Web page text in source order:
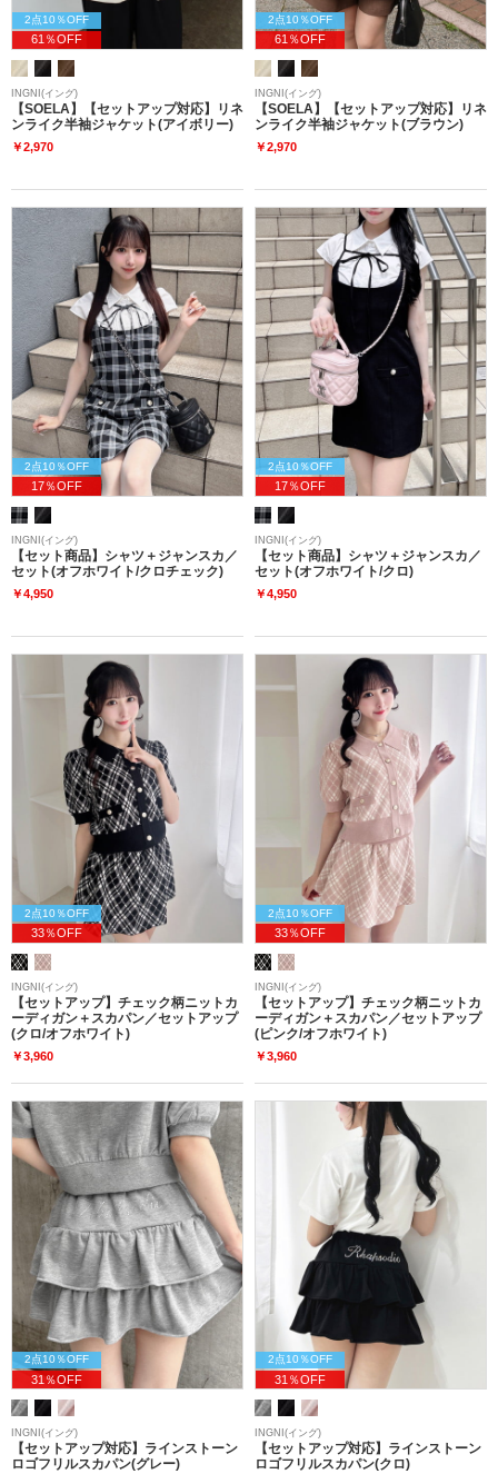
2点10％OFF
61％OFF
INGNI(イング)
【SOELA】【セットアップ対応】リネ
ンライク半袖ジャケット(アイボリー)
￥2,970
2点10％OFF
61％OFF
INGNI(イング)
【SOELA】【セットアップ対応】リネ
ンライク半袖ジャケット(ブラウン)
￥2,970
2点10％OFF
17％OFF
INGNI(イング)
【セット商品】シャツ＋ジャンスカ／
セット(オフホワイト/クロチェック)
￥4,950
2点10％OFF
17％OFF
INGNI(イング)
【セット商品】シャツ＋ジャンスカ／
セット(オフホワイト/クロ)
￥4,950
2点10％OFF
33％OFF
INGNI(イング)
【セットアップ】チェック柄ニットカ
ーディガン＋スカパン／セットアップ
(クロ/オフホワイト)
￥3,960
2点10％OFF
33％OFF
INGNI(イング)
【セットアップ】チェック柄ニットカ
ーディガン＋スカパン／セットアップ
(ピンク/オフホワイト)
￥3,960
2点10％OFF
31％OFF
INGNI(イング)
【セットアップ対応】ラインストーン
ロゴフリルスカパン(グレー)
2点10％OFF
31％OFF
INGNI(イング)
【セットアップ対応】ラインストーン
ロゴフリルスカパン(クロ)